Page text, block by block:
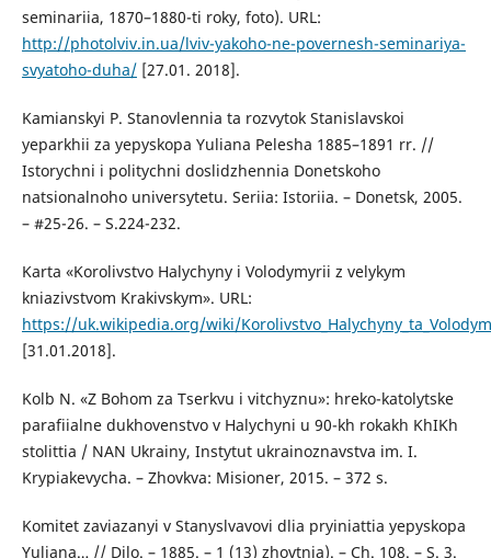
seminariia, 1870–1880-ti roky, foto). URL:
http://photolviv.in.ua/lviv-yakoho-ne-povernesh-seminariya-
svyatoho-duha/[27.01. 2018].
Kamianskyi P. Stanovlennia ta rozvytok Stanislavskoi
yeparkhii za yepyskopa Yuliana Pelesha 1885–1891 rr. //
Istorychni i politychni doslidzhennia Donetskoho
natsionalnoho universytetu. Seriia: Istoriia. – Donetsk, 2005.
– #25-26. – S.224-232.
Karta «Korolivstvo Halychyny i Volodymyrii z velykym
kniazivstvom Krakivskym». URL:
https://uk.wikipedia.org/wiki/
[31.01.2018].
Kolb N. «Z Bohom za Tserkvu i vitchyznu»: hreko-katolytske
parafiialne dukhovenstvo v Halychyni u 90-kh rokakh KhIKh
stolittia / NAN Ukrainy, Instytut ukrainoznavstva im. I.
Krypiakevycha. – Zhovkva: Misioner, 2015. – 372 s.
Komitet zaviazanyi v Stanyslvavovi dlia pryiniattia yepyskopa
Yuliana… // Dilo. – 1885. – 1 (13) zhovtnia). – Ch. 108. – S. 3.